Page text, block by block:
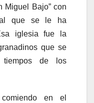
Miguel Bajo” con
al que se le ha
iglesia fue la
que se
de los
en el